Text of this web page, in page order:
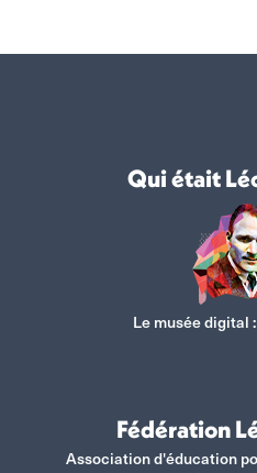
Qui était
Le musée digital :
Fédération
Association d'éducation